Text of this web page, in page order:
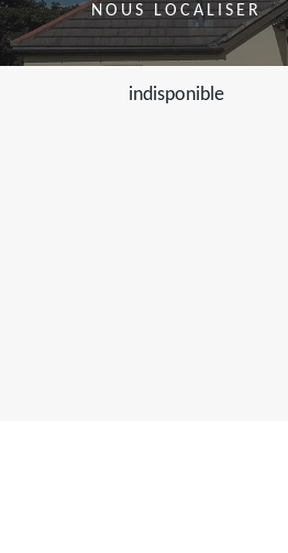
NOUS LOCALISER
indisponible